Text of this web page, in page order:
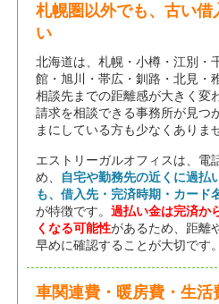
札幌圏以外でも、古い
い
北海道は、札幌・小樽・江別・
館・旭川・帯広・釧路・北見・
相談先までの距離感が大きく変
請求を相談できる事務所が見つ
まにしている方も少なくありま
エストリーガルオフィスは、電
め、
自宅や勤務先の近くに過払
も、借入先・完済時期・カード
が特徴です。 過払い金は完済か
くなる可能性があるため、距離
早めに確認することが大切です。
車関連費・暖房費・生活